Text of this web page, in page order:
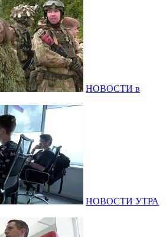
НОВОСТИ в
НОВОСТИ УТРА